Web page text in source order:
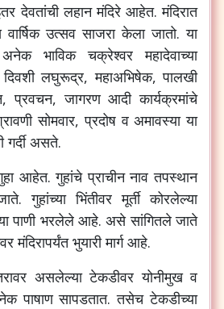
देवतांची लहान मंदिरे आहेत. मंदिरात
वार्षिक उत्सव साजरा केला जातो. या
अनेक भाविक चक्रेश्वर महादेवाच्या
दिवशी लघुरूद्र, महाअभिषेक, पालखी
प्रवचन, जागरण आदी कार्यक्रमांचे
सोमवार, प्रदोष व अमावस्या या
गर्दी असते.
आहेत. गुहांचे प्राचीन नाव तपस्थान
गुहांच्या भिंतीवर मूर्ती कोरलेल्या
पाणी भरलेले आहे. असे सांगितले जाते
मंदिरापर्यंत भुयारी मार्ग आहे.
असलेल्या टेकडीवर योनीमुख व
पाषाण सापडतात. तसेच टेकडीच्या